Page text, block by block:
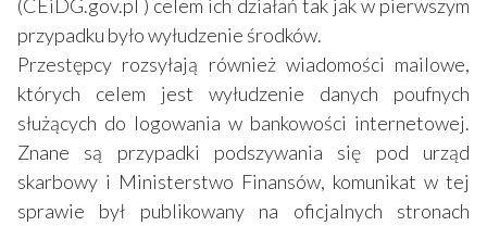
(CEiDG.gov.pl ) celem ich działań tak jak w pierwszym
przypadku było wyłudzenie środków.
Przestępcy rozsyłają również wiadomości mailowe,
których celem jest wyłudzenie danych poufnych
służących do logowania w bankowości internetowej.
Znane są przypadki podszywania się pod urząd
skarbowy i Ministerstwo Finansów, komunikat w tej
sprawie był publikowany na oficjalnych stronach